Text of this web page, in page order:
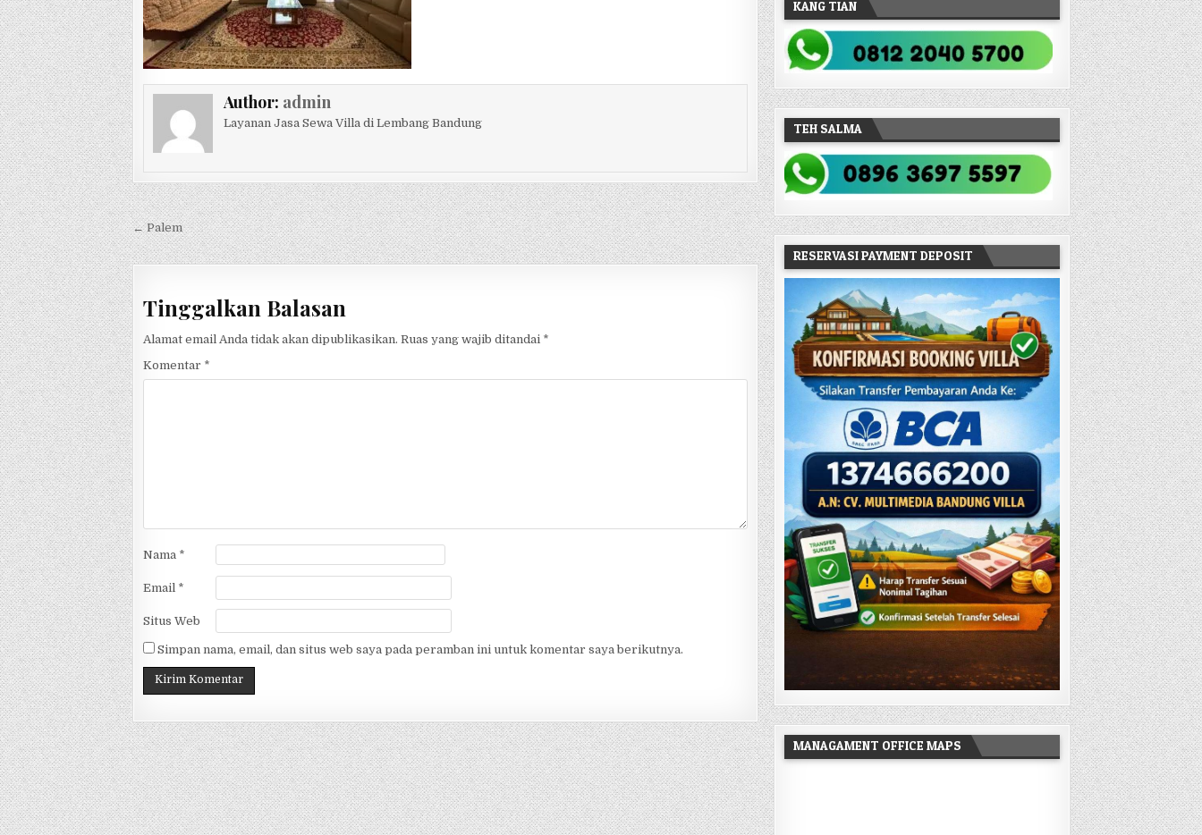
Author: admin
Layanan Jasa Sewa Villa di Lembang Bandung
Navigasi pos
← Palem
Tinggalkan Balasan
Alamat email Anda tidak akan dipublikasikan. Ruas yang wajib ditandai *
Komentar *
Nama *
Email *
Situs Web
Simpan nama, email, dan situs web saya pada peramban ini untuk komentar saya berikutnya.
KANG TIAN
TEH SALMA
RESERVASI PAYMENT DEPOSIT
MANAGAMENT OFFICE MAPS